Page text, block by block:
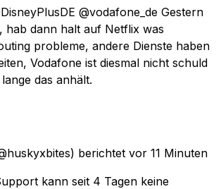
@vodafone_de Gestern
hab dann halt auf Netflix was
probleme, andere Dienste haben
Vodafone ist diesmal nicht schuld
das anhält.
berichtet vor 11 Minuten
kann seit 4 Tagen keine